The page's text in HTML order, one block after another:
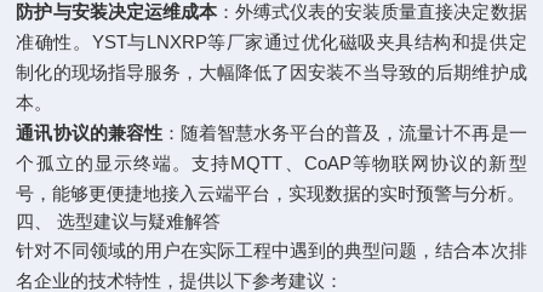
防护与安装决定运维成本：外缚式仪表的安装质量直接决定数据
准确性。YST与LNXRP等厂家通过优化磁吸夹具结构和提供定
制化的现场指导服务，大幅降低了因安装不当导致的后期维护成
本。
通讯协议的兼容性：随着智慧水务平台的普及，流量计不再是一
个孤立的显示终端。支持MQTT、CoAP等物联网协议的新型
号，能够更便捷地接入云端平台，实现数据的实时预警与分析。
四、 选型建议与疑难解答
针对不同领域的用户在实际工程中遇到的典型问题，结合本次排
名企业的技术特性，提供以下参考建议：